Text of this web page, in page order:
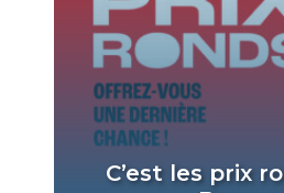
C’est les prix